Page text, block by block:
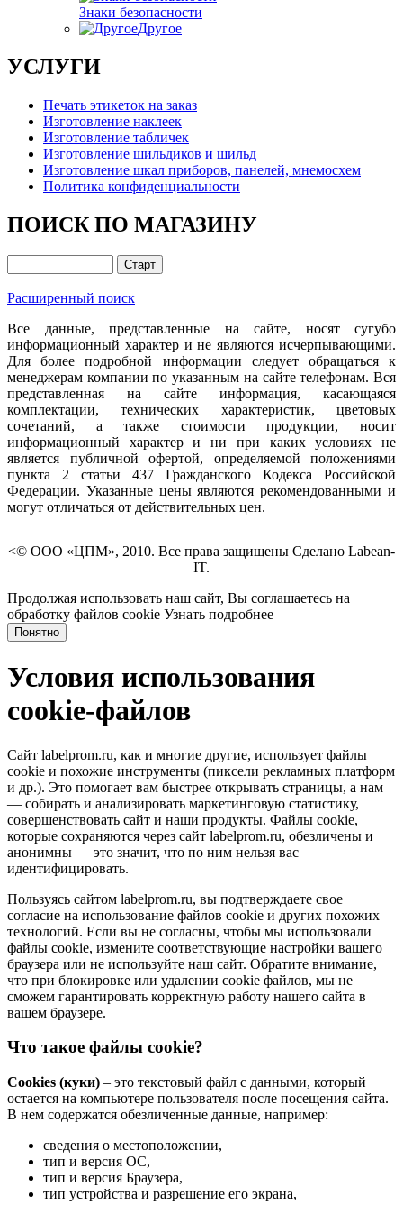
Знаки безопасности
Другое
УСЛУГИ
Печать этикеток на заказ
Изготовление наклеек
Изготовление табличек
Изготовление шильдиков и шильд
Изготовление шкал приборов, панелей, мнемосхем
Политика конфиденциальности
ПОИСК ПО МАГАЗИНУ
Расширенный поиск
Все данные, представленные на сайте, носят сугубо
информационный характер и не являются исчерпывающими.
Для более подробной информации следует обращаться к
менеджерам компании по указанным на сайте телефонам. Вся
представленная на сайте информация, касающаяся
комплектации, технических характеристик, цветовых
сочетаний, а также стоимости продукции, носит
информационный характер и ни при каких условиях не
является публичной офертой, определяемой положениями
пункта 2 статьи 437 Гражданского Кодекса Российской
Федерации. Указанные цены являются рекомендованными и
могут отличаться от действительных цен.
<© ООО «ЦПМ», 2010. Все права защищены Сделано Labean-
IT.
Продолжая использовать наш сайт, Вы соглашаетесь на
обработку файлов cookie Узнать подробнее
Понятно
Условия использования
cookie-файлов
Сайт labelprom.ru, как и многие другие, использует файлы
cookie и похожие инструменты (пиксели рекламных платформ
и др.). Это помогает вам быстрее открывать страницы, а нам
— собирать и анализировать маркетинговую статистику,
совершенствовать сайт и наши продукты. Файлы сookie,
которые сохраняются через сайт labelprom.ru, обезличены и
анонимны — это значит, что по ним нельзя вас
идентифицировать.
Пользуясь сайтом labelprom.ru, вы подтверждаете свое
согласие на использование файлов cookie и других похожих
технологий. Если вы не согласны, чтобы мы использовали
файлы cookie, измените соответствующие настройки вашего
браузера или не используйте наш сайт. Обратите внимание,
что при блокировке или удалении cookie файлов, мы не
сможем гарантировать корректную работу нашего сайта в
вашем браузере.
Что такое файлы cookie?
Cookies (куки) – это текстовый файл с данными, который
остается на компьютере пользователя после посещения сайта.
В нем содержатся обезличенные данные, например:
сведения о местоположении,
тип и версия ОС,
тип и версия Браузера,
тип устройства и разрешение его экрана,